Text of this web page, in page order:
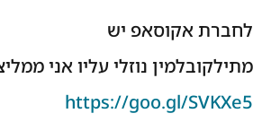
לחברת אקוסאפ יש
מתילקובלמין נוזלי עליו אני
https://goo.gl/SVKXe5